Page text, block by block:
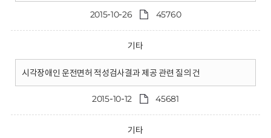
2015-10-26 45760
기타
시각장애인 운전면허 적성검사결과 제공 관련 질의 건
2015-10-12 45681
기타